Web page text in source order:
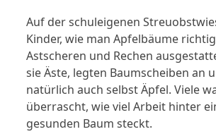
Auf der schuleigenen
Kinder, wie man Apfelbäume
Astscheren und Rechen
sie Äste, legten Baumscheiben an
natürlich auch selbst Äpfel. Viele
überrascht, wie viel Arbeit hinter
gesunden Baum steckt.